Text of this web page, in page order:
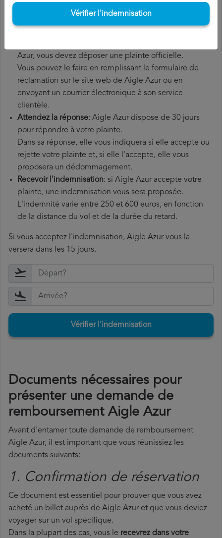
Azur, vous devez déposer une plainte officielle.
Vous pouvez le faire en remplissant le formulaire de
réclamation sur le site web de Aigle Azur ou en
envoyant un courrier électronique à son service
clientèle.
Attendez la réponse: Aigle Azur dispose de 30 jours
pour répondre à votre plainte.
Dans sa réponse, elle vous indiquera si elle accepte ou
rejette votre plainte et, si elle l'accepte, elle vous
proposera un dédommagement.
Recevoir l'indemnisation: si Aigle Azur accepte votre
plainte, une indemnisation vous sera proposée.
L'indemnité varie entre 250 et 600 euros, en fonction
de la distance du vol et de la durée du retard.
Si vous acceptez l'indemnisation, Aigle Azur vous la
versera dans les 15 jours.
Vérifier l'indemnisation
Documents nécessaires pour
présenter une demande de
remboursement Aigle Azur
Avant d'entamer toute demande de remboursement
Aigle Azur, il est important que vous réunissiez les
documents suivants:
1. Confirmation de réservation
Ce document est essentiel pour prouver que vous avez
acheté un billet auprès de Aigle Azur et que vous deviez
voyager sur un vol spécifique.
Dans la plupart des cas, vous le recevrez dans votre
Vérifier l'indemnisation